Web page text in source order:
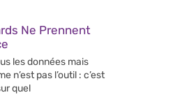
Ne Prennent
les données mais
n’est pas l’outil : c’est
quel